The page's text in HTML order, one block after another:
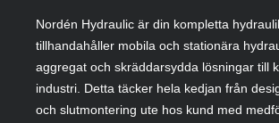
Nordén Hydraulic är din kompletta
tillhandahåller mobila och stationära
aggregat och skräddarsydda lösningar till
industri. Detta täcker hela kedjan från
och slutmontering ute hos kund med